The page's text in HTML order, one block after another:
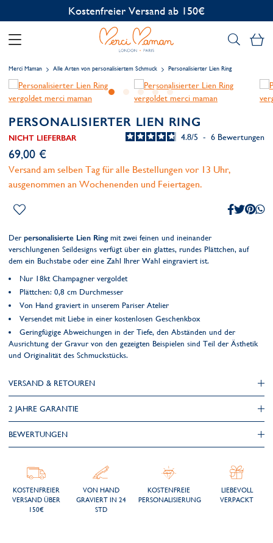
Kostenfreier Versand ab 150€
Merci Maman Alle Arten von personalisiertem Schmuck Personalisierter Lien Ring
PERSONALISIERTER LIEN RING
4.8/5 - 6 Bewertungen
NICHT LIEFERBAR
69,00 €
Versand am selben Tag für alle Bestellungen vor 13 Uhr,
ausgenommen an Wochenenden und Feiertagen.
Der personalisierte Lien Ringmit zwei feinen und ineinander
verschlungenen Seildesigns verfügt über ein glattes, rundes Plättchen, auf
dem ein Buchstabe oder eine Zahl Ihrer Wahl eingraviert ist.
Nur 18kt Champagner vergoldet
Plättchen: 0,8 cm Durchmesser
Von Hand graviert in unserem Pariser Atelier
Versendet mit Liebe in einer kostenlosen Geschenkbox
Geringfügige Abweichungen in der Tiefe, den Abständen und der
Ausrichtung der Gravur von den gezeigten Beispielen sind Teil der Ästhetik
und Originalität des Schmuckstücks.
VERSAND & RETOUREN
2 JAHRE GARANTIE
BEWERTUNGEN
KOSTENFREIER
VERSAND ÜBER
150€
VON HAND
GRAVIERT IN 24
STD
KOSTENFREIE
PERSONALISIERUNG
LIEBEVOLL
VERPACKT